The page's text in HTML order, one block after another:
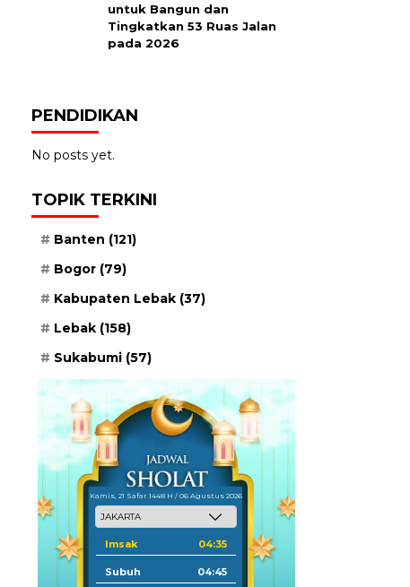
untuk Bangun dan
Tingkatkan 53 Ruas Jalan
pada 2026
PENDIDIKAN
No posts yet.
TOPIK TERKINI
Banten (121)
Bogor (79)
Kabupaten Lebak (37)
Lebak (158)
Sukabumi (57)
Kamis, 21 Safar 1448 H / 06 Agustus 2026
Imsak 04:35
Subuh 04:45